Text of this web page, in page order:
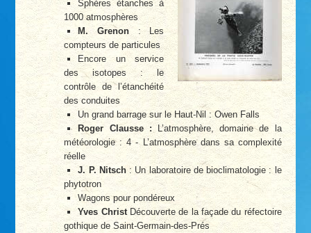
Sphéres étanches à
1000 atmosphères
M. Grenon: Les
compteurs de particules
Encore un service
des isotopes : le
contrôle de l’étanchéité
des conduites
Un grand barrage sur le Haut-Nil : Owen Falls
Roger Clausse : L’atmosphère, domaine de la
météorologie : 4 - L’atmosphère dans sa complexité
réelle
J. P. Nitsch: Un laboratoire de bioclimatologie : le
phytotron
Wagons pour pondéreux
Yves ChristDécouverte de la façade du réfectoire
gothique de Saint-Germain-des-Prés